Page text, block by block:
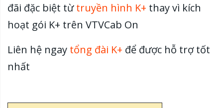
đãi đặc biệt từtruyền hình K+ thay vì kích
hoạt gói K+ trên VTVCab On
Liên hệ ngay tổng đài K+ để được hỗ trợ tốt
nhất